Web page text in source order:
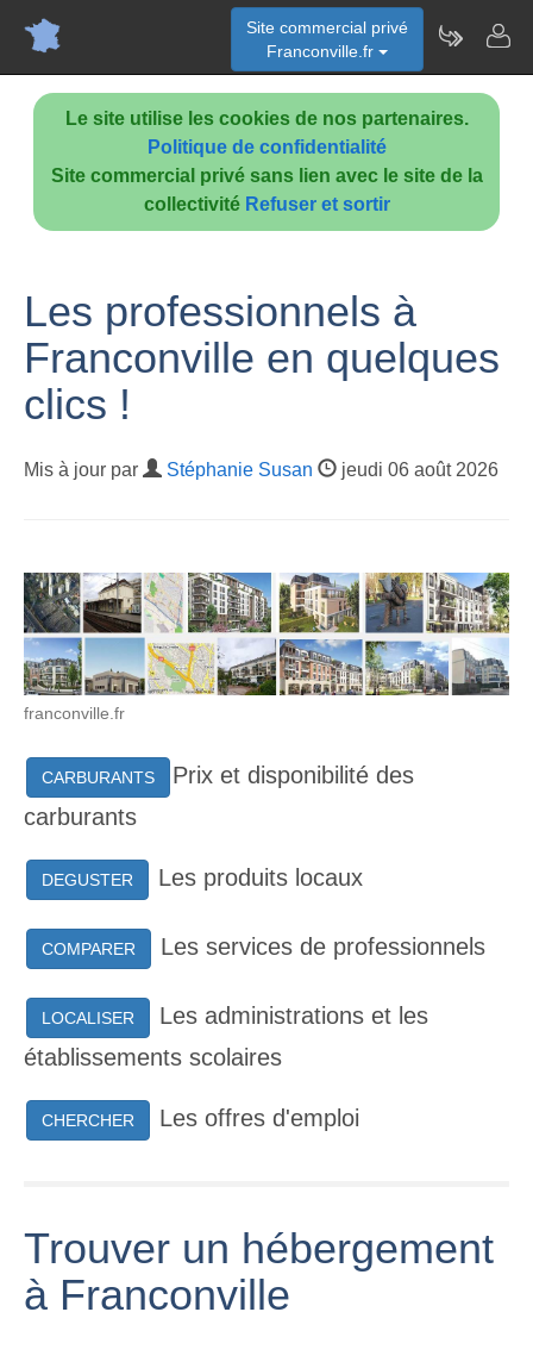
Le site utilise les cookies de nos partenaires.
Politique de confidentialité
Site commercial privé sans lien avec le site de la
collectivité Refuser et sortir
Site commercial privé
Franconville.fr
Les professionnels à
Franconville en quelques
clics !
Mis à jour par Stéphanie Susan jeudi 06 août 2026
franconville.fr
CARBURANTS
Prix et disponibilité des
carburants
DEGUSTER Les produits locaux
COMPARER Les services de professionnels
LOCALISER
Les administrations et les
établissements scolaires
CHERCHER Les offres d'emploi
Trouver un hébergement
à Franconville